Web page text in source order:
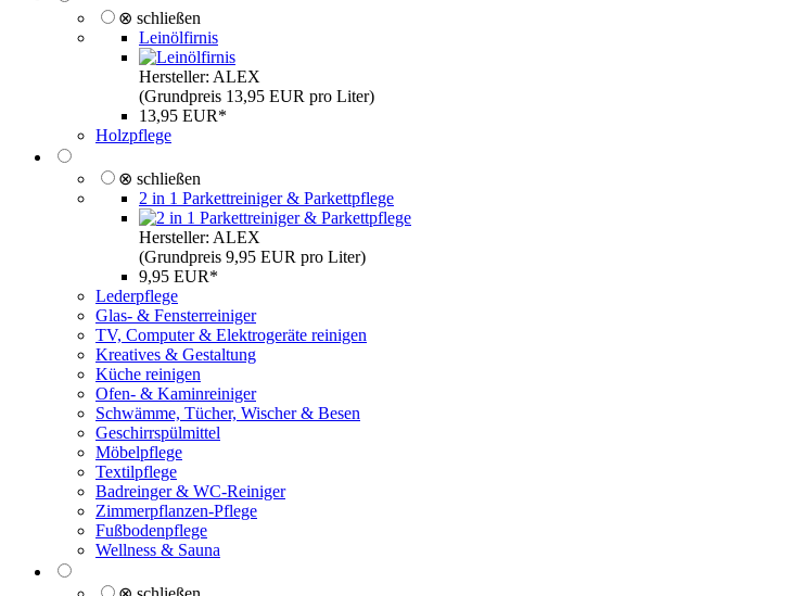
⊗ schließen
Leinölfirnis
Hersteller: ALEX
(Grundpreis 13,95 EUR pro Liter)
13,95 EUR*
Holzpflege
⊗ schließen
2 in 1 Parkettreiniger & Parkettpflege
Hersteller: ALEX
(Grundpreis 9,95 EUR pro Liter)
9,95 EUR*
Lederpflege
Glas- & Fensterreiniger
TV, Computer & Elektrogeräte reinigen
Kreatives & Gestaltung
Küche reinigen
Ofen- & Kaminreiniger
Schwämme, Tücher, Wischer & Besen
Geschirrspülmittel
Möbelpflege
Textilpflege
Badreinger & WC-Reiniger
Zimmerpflanzen-Pflege
Fußbodenpflege
Wellness & Sauna